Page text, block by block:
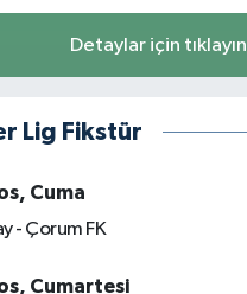
Detaylar için tıklayın
Lig Fikstür
Cuma
- Çorum FK
Cumartesi